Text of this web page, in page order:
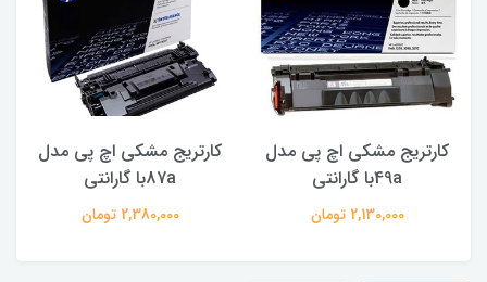
کارتریج مشکی اچ پی مدل
49aبا گارانتی
2,130,000 تومان
کارتریج مشکی اچ پی مدل
87aبا گارانتی
2,380,000 تومان